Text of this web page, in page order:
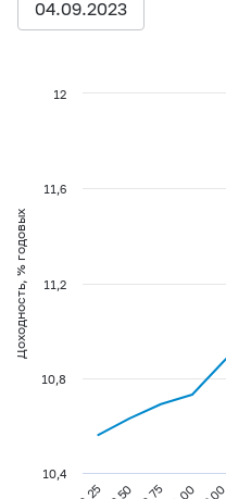
04.09.2023
Доходность, % годовых
10,4
10,8
11,2
11,6
12